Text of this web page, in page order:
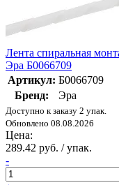
Лента спиральная
Эра Б0066709
Артикул: Б0066709
Бренд:
Эра
Доступно к заказу 2 упак.
Обновлено 08.08.2026
Цена:
289.42 руб. / упак.
-